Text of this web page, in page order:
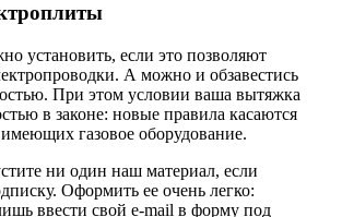
установить, если это позволяют
А можно и обзавестись
При этом условии ваша вытяжка
в законе: новые правила касаются
газовое оборудование.
ни один наш материал, если
Оформить ее очень легко:
ввести свой e-mail в форму под